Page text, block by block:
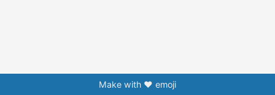
Make with ❤️ emoji